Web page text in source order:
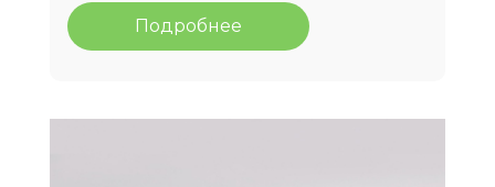
Подробнее